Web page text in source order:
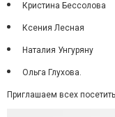
Кристина Бессолова
Ксения Лесная
Наталия Унгуряну
Ольга Глухова.
Приглашаем всех